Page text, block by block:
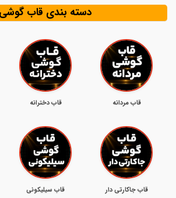
دسته بندی قاب گوشی
قاب مردانه قاب دخترانه
قاب جاکارتی دار قاب سیلیکونی